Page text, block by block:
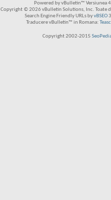
Powered by vBulletin™ Versiunea
Copyright © 2026 vBulletin Solutions, Inc. Toate
Search Engine Friendly URLs byvBSEO
Traducere vBulletin™ in Romana:
Copyright 2002-2015